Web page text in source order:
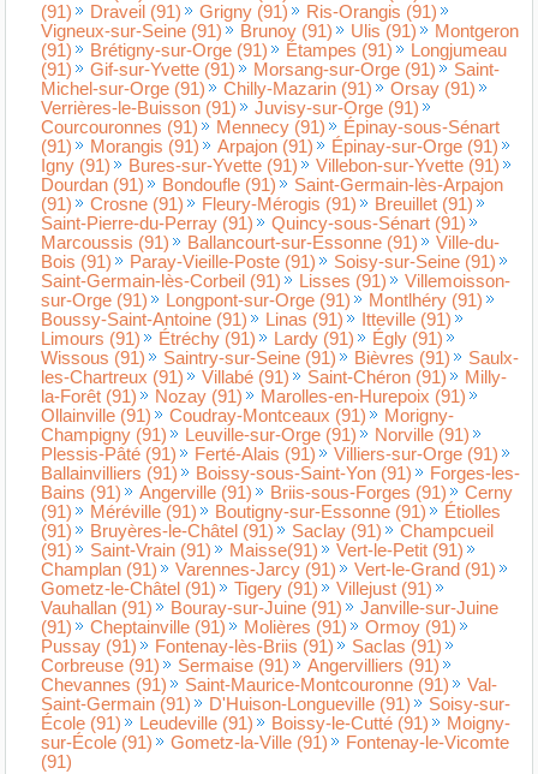
(91)
Draveil (91) Grigny (91)
Ris-Orangis (91)
Vigneux-sur-Seine (91)
Brunoy (91) Ulis (91)
Montgeron
(91)
Brétigny-sur-Orge (91) Étampes (91)
Longjumeau
(91)
Gif-sur-Yvette (91) Morsang-sur-Orge (91)
Saint-
Michel-sur-Orge (91)
Chilly-Mazarin (91)
Orsay (91)
Verrières-le-Buisson (91)
Juvisy-sur-Orge (91)
Courcouronnes (91)
Mennecy (91)
Épinay-sous-Sénart
(91)
Morangis (91) Arpajon (91)
Épinay-sur-Orge (91)
Igny (91)
Bures-sur-Yvette (91)
Villebon-sur-Yvette (91)
Dourdan (91)
Bondoufle (91)
Saint-Germain-lès-Arpajon
(91)
Crosne (91) Fleury-Mérogis (91)
Breuillet (91)
Saint-Pierre-du-Perray (91)
Quincy-sous-Sénart (91)
Marcoussis (91)
Ballancourt-sur-Essonne (91)
Ville-du-
Bois (91)
Paray-Vieille-Poste (91)
Soisy-sur-Seine (91)
Saint-Germain-lès-Corbeil (91)
Lisses (91)
Villemoisson-
sur-Orge (91)
Longpont-sur-Orge (91)
Montlhéry (91)
Boussy-Saint-Antoine (91)
Linas (91)
Itteville (91)
Limours (91)
Étréchy (91) Lardy (91)
Égly (91)
Wissous (91)
Saintry-sur-Seine (91) Bièvres (91)
Saulx-
les-Chartreux (91)
Villabé (91) Saint-Chéron (91)
Milly-
la-Forêt (91)
Nozay (91)
Marolles-en-Hurepoix (91)
Ollainville (91)
Coudray-Montceaux (91)
Morigny-
Champigny (91)
Leuville-sur-Orge (91)
Norville (91)
Plessis-Pâté (91)
Ferté-Alais (91)
Villiers-sur-Orge (91)
Ballainvilliers (91)
Boissy-sous-Saint-Yon (91)
Forges-les-
Bains (91)
Angerville (91) Briis-sous-Forges (91)
Cerny
(91)
Méréville (91) Boutigny-sur-Essonne (91)
Étiolles
(91)
Bruyères-le-Châtel (91) Saclay (91)
Champcueil
(91)
Saint-Vrain (91) Maisse(91)
Vert-le-Petit (91)
Champlan (91)
Varennes-Jarcy (91)
Vert-le-Grand (91)
Gometz-le-Châtel (91)
Tigery (91)
Villejust (91)
Vauhallan (91)
Bouray-sur-Juine (91)
Janville-sur-Juine
(91)
Cheptainville (91) Molières (91)
Ormoy (91)
Pussay (91)
Fontenay-lès-Briis (91)
Saclas (91)
Corbreuse (91)
Sermaise (91)
Angervilliers (91)
Chevannes (91)
Saint-Maurice-Montcouronne (91)
Val-
Saint-Germain (91)
D'Huison-Longueville (91)
Soisy-sur-
École (91)
Leudeville (91) Boissy-le-Cutté (91)
Moigny-
sur-École (91)
Gometz-la-Ville (91)
Fontenay-le-Vicomte
(91)